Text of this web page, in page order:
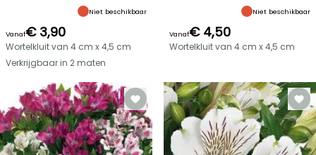
Niet beschikbaar
Vanaf€ 3,90
Wortelkluit van 4 cm x 4,5 cm
Verkrijgbaar in 2 maten
Niet beschikbaar
Vanaf€ 4,50
Wortelkluit van 4 cm x 4,5 cm